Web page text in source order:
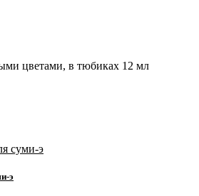
цветами, в тюбиках 12 мл
э